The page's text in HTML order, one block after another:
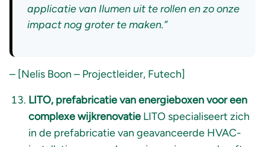
applicatie van Ilumen uit te rollen en zo onze
impact nog groter te maken.”
– [Nelis Boon – Projectleider, Futech]
LITO, prefabricatie van energieboxen voor een
complexe wijkrenovatie LITO specialiseert zich
in de prefabricatie van geavanceerde HVAC-